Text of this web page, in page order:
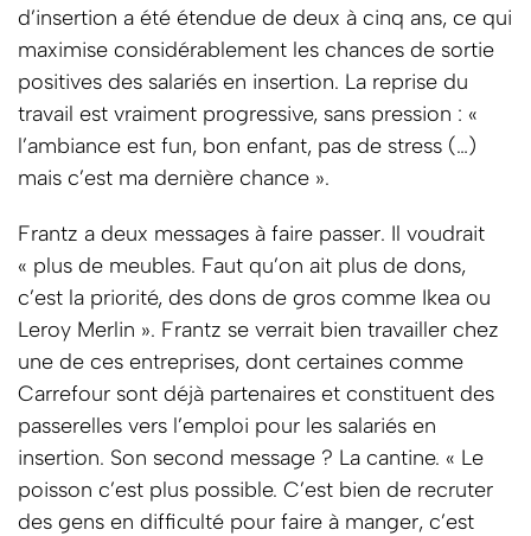
d’insertion a été étendue de deux à cinq ans, ce qui
maximise considérablement les chances de sortie
positives des salariés en insertion. La reprise du
travail est vraiment progressive, sans pression : «
l’ambiance est fun, bon enfant, pas de stress (…)
mais c’est ma dernière chance ».
Frantz a deux messages à faire passer. Il voudrait
« plus de meubles. Faut qu’on ait plus de dons,
c’est la priorité, des dons de gros comme Ikea ou
Leroy Merlin ». Frantz se verrait bien travailler chez
une de ces entreprises, dont certaines comme
Carrefour sont déjà partenaires et constituent des
passerelles vers l’emploi pour les salariés en
insertion. Son second message ? La cantine. « Le
poisson c’est plus possible. C’est bien de recruter
des gens en difficulté pour faire à manger, c’est